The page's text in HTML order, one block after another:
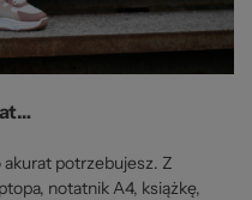
potrzebujesz. Z
notatnik A4, książkę,